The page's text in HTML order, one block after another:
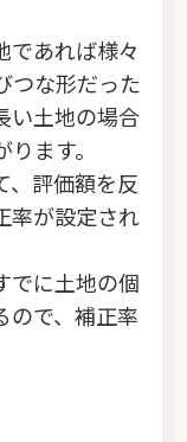
であれば様々
つな形だった
い土地の場合
ます。
、評価額を反
率が設定され
でに土地の個
ので、補正率